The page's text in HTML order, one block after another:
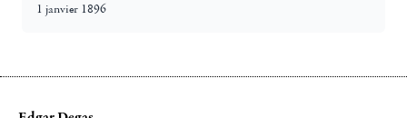
1 janvier 1896